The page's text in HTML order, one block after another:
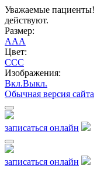
Уважаемые пациенты!
действуют.
Размер:
AAA
Цвет:
CCC
Изображения:
Вкл.Выкл.
Обычная версия сайта
записаться онлайн
записаться онлайн